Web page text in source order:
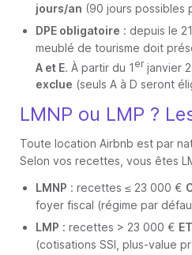
jours/an (90 jours possibles
DPE obligatoire : depuis le
meublé de tourisme doit
A et E. À partir du 1 er janvier
exclue (seuls A à D seront
LMNP ou LMP ?
Toute location Airbnb est par
Selon vos recettes, vous êtes
LMNP : recettes ≤ 23 000 €
foyer fiscal (régime par
LMP : recettes > 23 000 € ET
(cotisations SSI, plus-value